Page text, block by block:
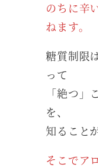
のちに辛
ねます。
糖質制限
って
「絶つ」
を、
知ること
そこでア